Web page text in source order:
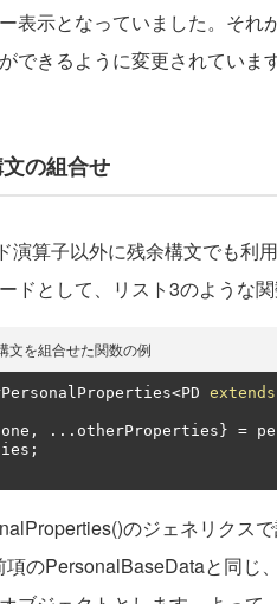
表示となっていました。それ
できるように変更されています
の組合せ
演算子以外に残余構文でも利
ドとして、リスト3のような関
文を組合せた関数の例
<PD extends
, ... otherProperties } =
;
のジェネリクス
のPersonalBaseDataと同じ